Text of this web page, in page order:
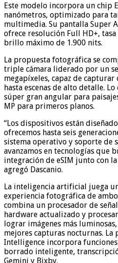
Este modelo incorpora un chip
nanómetros, optimizado para
multimedia. Su pantalla Super
ofrece resolución Full HD+,
brillo máximo de 1.900 nits.
La propuesta fotográfica se
triple cámara liderado por un
megapíxeles, capaz de
hasta escenas de alto detalle.
súper gran angular para
MP para primeros planos.
“Los dispositivos están
ofrecemos hasta seis
sistema operativo y soporte de
avanzamos en tecnologías que
integración de eSIM junto con
agregó Dascanio.
La inteligencia artificial juega
experiencia fotográfica de
combina un procesador de
hardware actualizado y
lograr imágenes más
mejores capturas nocturnas. La
Intelligence incorpora
borrado inteligente,
Gemini y Bixby.